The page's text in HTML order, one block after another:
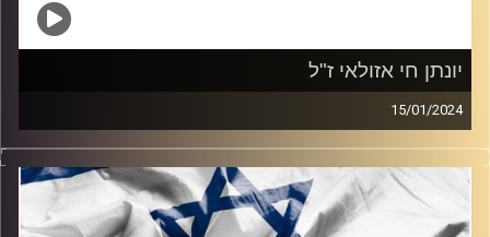
יונתן חי אזולאי ז"ל
15/01/2024
נועה מראיינת את כפיר אזולאי שמנציח את אחיו יונתן חי
אזולאי ז"ל שנרצח במסיבה ברעים, ומספר איך אמו של יונתן
דיברה איתו בשיחת וידאיו תוך כדי, איזה אדם היה ואיזה נס נפל
עליהם בדיוק כשהם קמו מהשבעה. ת.נ.צ.ב.ה